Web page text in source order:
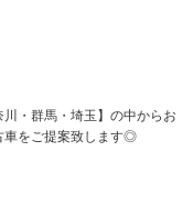
・群馬・埼玉】の中からお
車をご提案致します◎